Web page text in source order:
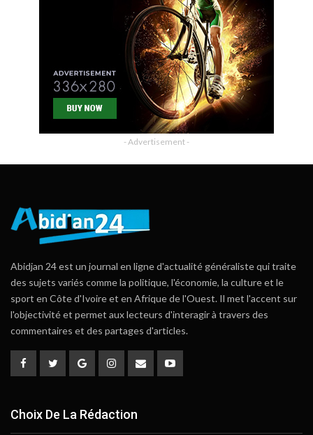
- Advertisement -
Abidjan 24 est un journal en ligne d'actualité généraliste qui traite
des sujets variés comme la politique, l'économie, la culture et le
sport en Côte d'Ivoire et en Afrique de l'Ouest. Il met l'accent sur
l'objectivité et permet aux lecteurs d'interagir à travers des
commentaires et des partages d'articles.
Choix De La Rédaction